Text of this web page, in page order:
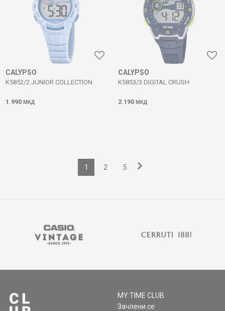
CALYPSO
K5852/2 JUNIOR COLLECTION
1.990 МКД
CALYPSO
K5853/3 DIGITAL CRUSH
2.190 МКД
1 2 5
MY:TIME CLUB
Зачлени се